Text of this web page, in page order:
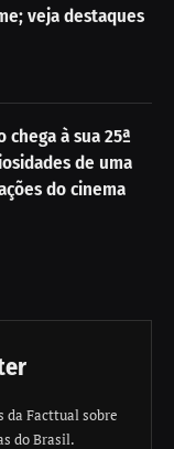
veja destaques
chega à sua 25ª
de uma
do cinema
da Facttual sobre
do Brasil.